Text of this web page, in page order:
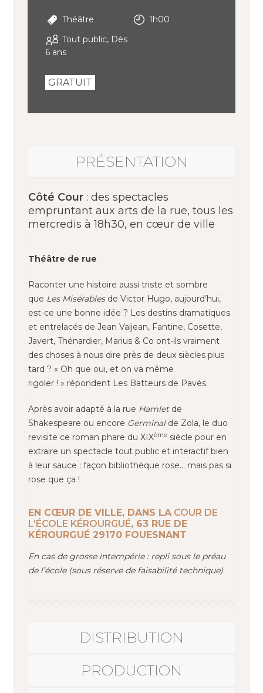
Théâtre
1h00
Tout public, Dès
6 ans
GRATUIT
PRÉSENTATION
Côté Cour : des spectacles
empruntant aux arts de la rue, tous les
mercredis à 18h30, en cœur de ville
Théâtre de rue
Raconter une histoire aussi triste et sombre
que Les Misérablesde Victor Hugo, aujourd’hui,
est-ce une bonne idée ? Les destins dramatiques
et entrelacés de Jean Valjean, Fantine, Cosette,
Javert, Thénardier, Marius & Co ont-ils vraiment
des choses à nous dire près de deux siècles plus
tard ? « Oh que oui, et on va même
rigoler ! » répondent Les Batteurs de Pavés.
Après avoir adapté à la rue Hamletde
Shakespeare ou encore Germinalde Zola, le duo
revisite ce roman phare du XIXème siècle pour en
extraire un spectacle tout public et interactif bien
à leur sauce : façon bibliothèque rose… mais pas si
rose que ça !
EN CŒUR DE VILLE, DANS LACOUR DE
L’ÉCOLE KÉROURGUÉ, 63 RUE DE
KÉROURGUÉ 29170 FOUESNANT
En cas de grosse intempérie : repli sous le préau
de l’école (sous réserve de faisabilité technique)
DISTRIBUTION
PRODUCTION